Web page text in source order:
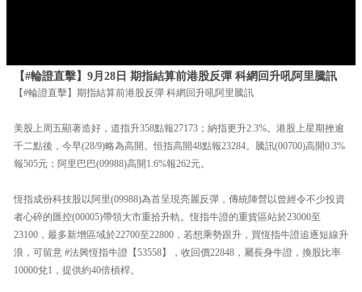
【#輪證直擊】9月28日 期指結算前港股反彈 科網回升吼阿里騰訊
【#輪證直擊】期指結算前港股反彈 科網回升吼阿里騰訊
美股上周五顯著造好，道指升358點報27173；納指更升2.3%。港股上星期挫逾
千二點後，今早(28/9)略為高開。恒指高開48點報23284。騰訊(00700)高開0.3%
報505元；阿里巴巴(09988)高開1.6%報262元。
恆指成份科技股以阿里(09988)為首呈現亮麗反彈，傳統陣營以曾經令不少投資
者心碎的匯控(00005)帶領大市重拾升軌。恆指牛證的重貨區站於23000至
23100，最多新增區域於22700至22800，若想乘勢跟升，買恆指牛證追逐短線升
浪，可留意 #法興恆指牛證【53558】，收回價22848，屬長身牛證，換股比率
10000兌1，提供約40倍槓桿。